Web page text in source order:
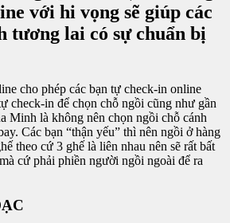
với hi vọng sẽ giúp các
tương lai có sự chuẩn bị
cho phép các bạn tự check-in online
check-in để chọn chỗ ngồi cũng như gần
Minh là không nên chọn ngồi chỗ cánh
Các bạn “thận yếu” thì nên ngồi ở hàng
theo cứ 3 ghế là liên nhau nên sẽ rất bất
cứ phải phiền người ngồi ngoài để ra